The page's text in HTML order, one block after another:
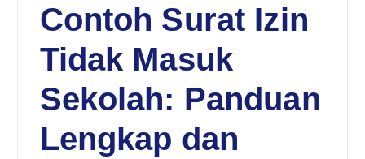
Contoh Surat Izin
Tidak Masuk
Sekolah: Panduan
Lengkap dan